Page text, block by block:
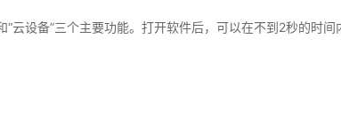
云设备”三个主要功能。打开软件后，可以在不到2秒的时